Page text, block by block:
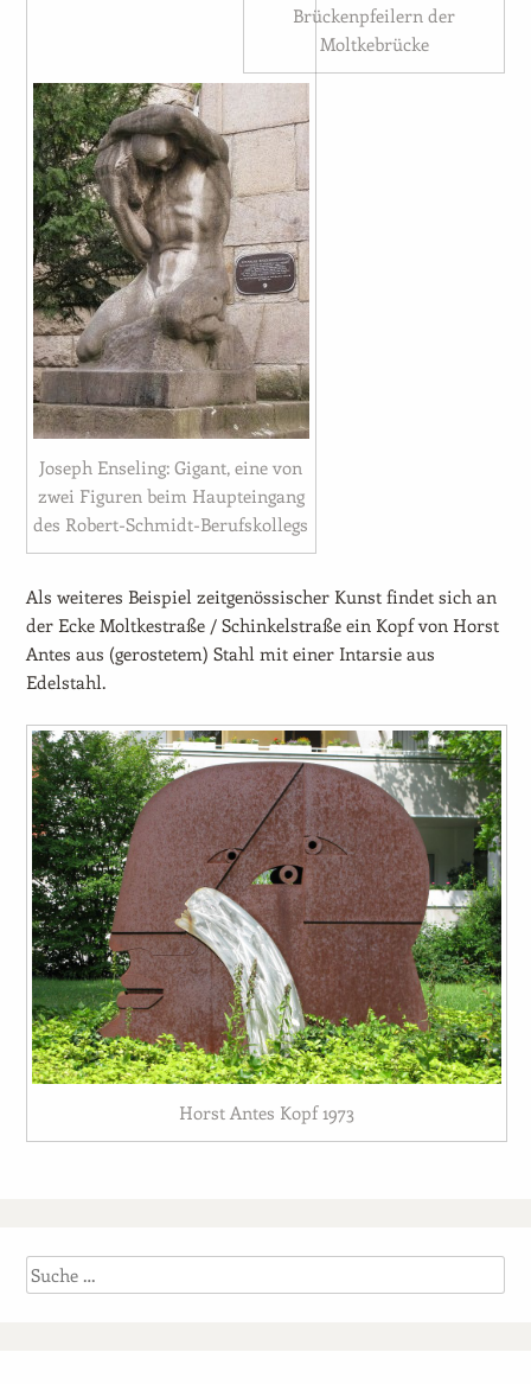
Brückenpfeilern der
Moltkebrücke
Joseph Enseling: Gigant, eine von
zwei Figuren beim Haupteingang
des Robert-Schmidt-Berufskollegs
Als weiteres Beispiel zeitgenössischer Kunst findet sich an
der Ecke Moltkestraße / Schinkelstraße ein Kopf von Horst
Antes aus (gerostetem) Stahl mit einer Intarsie aus
Edelstahl.
Horst Antes Kopf 1973
Suche